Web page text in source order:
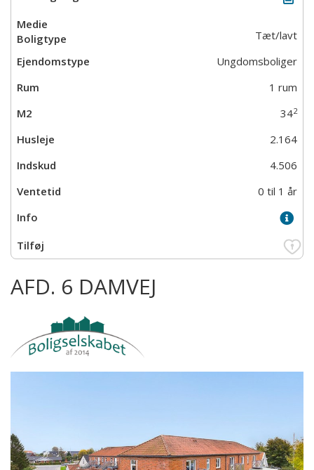
Tæt/lavt
Ungdomsboliger
1 rum
342
2.164
4.506
0 til 1 år
AFD. 6 DAMVEJ